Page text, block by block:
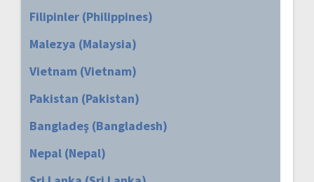
Filipinler (Philippines)
Malezya (Malaysia)
Vietnam (Vietnam)
Pakistan (Pakistan)
Bangladeş (Bangladesh)
Nepal (Nepal)